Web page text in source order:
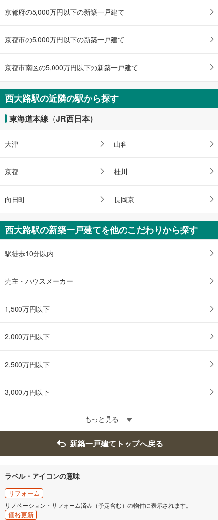
未定
建物面積 -
京都府の5,000万円以下の新築一戸建て
京都市の5,000万円以下の新築一戸建て
京都市南区の5,000万円以下の新築一戸建て
西大路駅の近隣の駅から探す
東海道本線（JR西日本）
大津 山科
京都 桂川
向日町 長岡京
西大路駅の新築一戸建てを他のこだわりから探す
駅徒歩10分以内
売主・ハウスメーカー
1,500万円以下
2,000万円以下
2,500万円以下
3,000万円以下
もっと見る
新築一戸建てトップへ戻る
ラベル・アイコンの意味
リフォーム
リノベーション・リフォーム済み（予定含む）の物件に表示されます。
価格更新